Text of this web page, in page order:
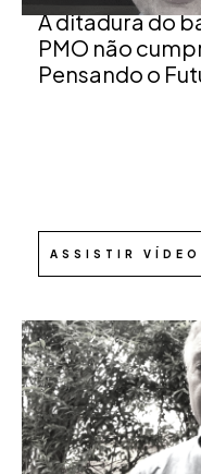
A ditadura do
PMO não
Pensando o
ASSISTIR VÍDEO